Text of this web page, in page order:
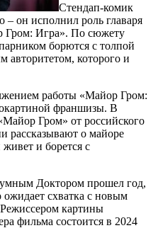
Стендап-комик
– он исполнил роль главаря
Гром: Игра». По сюжету
борются с толпой
авторитетом, которого и
работы «Майор Гром:
франшизы. В
Гром» от российского
рассказывают о майоре
и борется с
Доктором прошел год,
ожидает схватка с новым
картины
фильма состоится в 2024